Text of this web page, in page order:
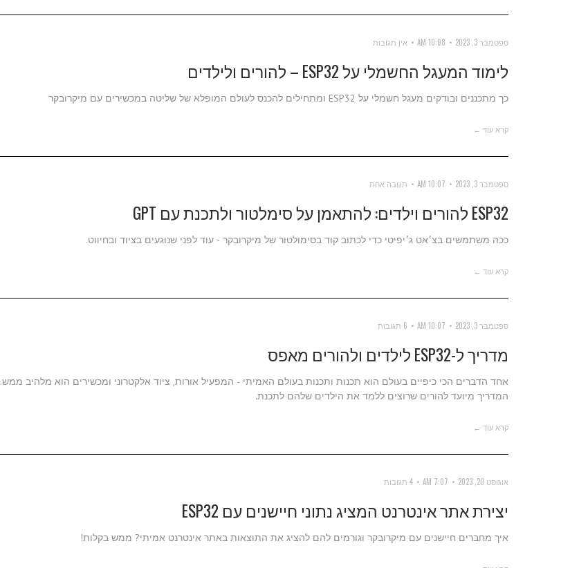
ספטמבר 3, 2023 10:08 AM אין תגובות
לימוד המעגל החשמלי על ESP32 – להורים ולילדים
כך מתכננים ובודקים מעגל חשמלי על ESP32 ומתחילים להכנס לעולם המופלא של שליטה במכשירים עם מיקרובקר
קרא עוד ←
ספטמבר 3, 2023 10:07 AM תגובה אחת
ESP32 להורים וילדים: להתאמן על סימלטור ולתכנת עם GPT
ככה משתמשים בצ׳אט ג׳יפיטי כדי לכתוב קוד בסימולטור של מיקרובקר - עוד לפני שנוגעים בציוד ובחיווט.
קרא עוד ←
ספטמבר 3, 2023 10:07 AM 6 תגובות
מדריך ל-ESP32 לילדים ולהורים מאפס
אחד הדברים הכי כיפיים בעולם הוא תכנות ותכנות בעולם האמיתי - המפעיל אורות, ציוד אלקטרוני ומכשירים הוא מלהיב ממש.
המדריך מיועד להורים שרוצים ללמד את הילדים שלהם לתכנת.
קרא עוד ←
אוגוסט 20, 2023 7:07 AM 4 תגובות
יצירת אתר אינטרנט המציג נתוני חיישנים עם ESP32
איך מחברים חיישנים עם מיקרובקר וגורמים להם להציג את התוצאות באתר אינטרנט אמיתי? ממש בקלות!